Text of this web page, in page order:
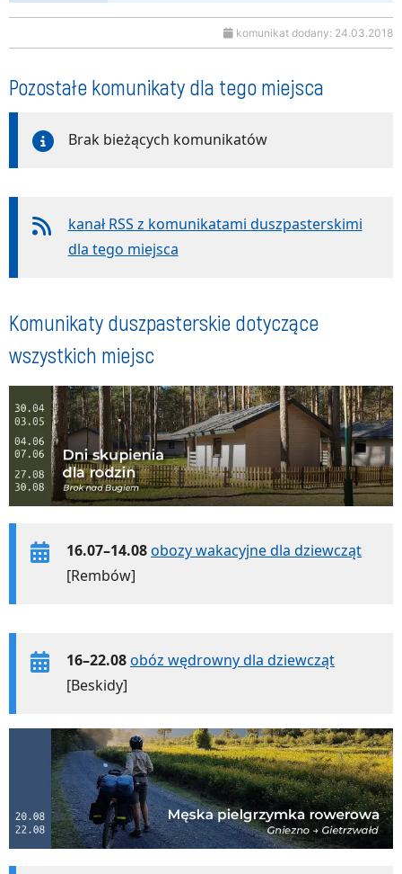
komunikat dodany: 24.03.2018
Pozostałe komunikaty dla tego miejsca
Brak bieżących komunikatów
kanał RSS z komunikatami duszpasterskimi
dla tego miejsca
Komunikaty duszpasterskie dotyczące
wszystkich miejsc
16.07–14.08obozy wakacyjne dla dziewcząt
[Rembów]
16–22.08obóz wędrowny dla dziewcząt
[Beskidy]